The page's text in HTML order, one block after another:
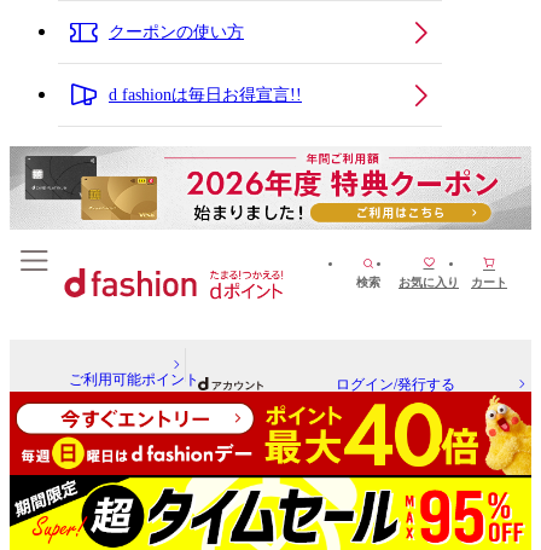
クーポンの使い方
d fashionは毎日お得宣言!!
検索 お気に入り カート
ご利用可能ポイント ログイン/発行する